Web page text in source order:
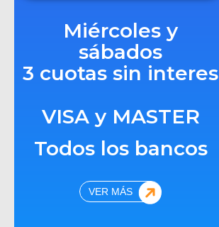
Miércoles y
sábados
3 cuotas sin interes
VISA y MASTER
Todos los bancos
VER MÁS